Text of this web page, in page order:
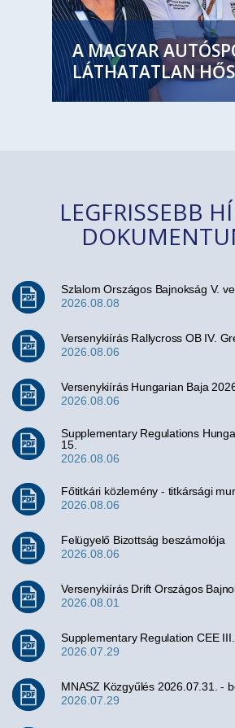
A MAGYAR
LÁTHATATLAN
LEGFRISSEBB
Szlalom Országos Bajnokság V.
2026.08.08
Versenykiírás Rallycross OB IV.
2026.08.06
Versenykiírás Hungarian Baja
2026.08.06
Supplementary Regulations
15.
2026.08.06
Főtitkári közlemény - titkársági
2026.08.06
Felügyelő Bizottság beszámolója
2026.08.06
Versenykiírás Drift Országos
2026.08.01
Supplementary Regulation CEE
2026.07.29
MNASZ Közgyűlés 2026.07.31. -
2026.07.29